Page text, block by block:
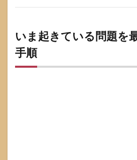
いま起きている問題を
手順